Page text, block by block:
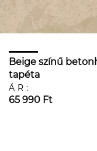
Beige színű
tapéta
ÁR:
65 990 Ft